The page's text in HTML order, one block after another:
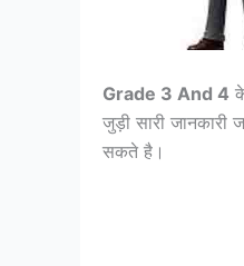
Grade 3 And 4
जुड़ी सारी
सकते है।